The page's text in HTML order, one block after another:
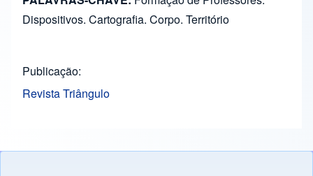
Dispositivos. Cartografia. Corpo. Território
Publicação
Revista Triângulo